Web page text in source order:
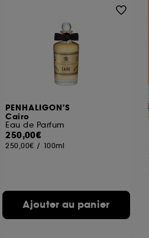
PENHALIGON'S
Cairo
Eau de Parfum
250,00€
250,00€ / 100ml
Ajouter au panier